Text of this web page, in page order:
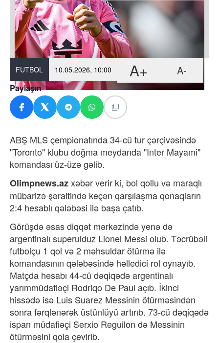
FUTBOL 10.05.2026, 10:00 A+ A-
Paylaşın
ABŞ MLS çempionatında 34-cü tur çərçivəsində
"Toronto" klubu doğma meydanda "Inter Mayami"
komandası üz-üzə gəlib.
Olimpnews.azxəbər verir ki, bol qollu və maraqlı
mübarizə şəraitində keçən qarşılaşma qonaqların
2:4 hesablı qələbəsi ilə başa çatıb.
Görüşdə əsas diqqət mərkəzində yenə də
argentinalı superulduz Lionel Messi olub. Təcrübəli
futbolçu 1 qol və 2 məhsuldar ötürmə ilə
komandasının qələbəsində həlledici rol oynayıb.
Matçda hesabı 44-cü dəqiqədə argentinalı
yarımmüdafiəçi Rodriqo De Paul açıb. İkinci
hissədə isə Luis Suarez Messinin ötürməsindən
sonra fərqlənərək üstünlüyü artırıb. 73-cü dəqiqədə
ispan müdafiəçi Serxio Reguilon də Messinin
ötürməsini qola çevirib.